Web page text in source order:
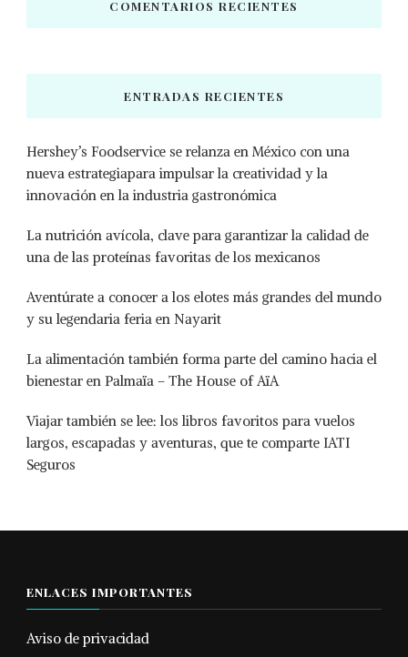
COMENTARIOS RECIENTES
ENTRADAS RECIENTES
Hershey’s Foodservice se relanza en México con una
nueva estrategiapara impulsar la creatividad y la
innovación en la industria gastronómica
La nutrición avícola, clave para garantizar la calidad de
una de las proteínas favoritas de los mexicanos
Aventúrate a conocer a los elotes más grandes del mundo
y su legendaria feria en Nayarit
La alimentación también forma parte del camino hacia el
bienestar en Palmaïa – The House of AïA
Viajar también se lee: los libros favoritos para vuelos
largos, escapadas y aventuras, que te comparte IATI
Seguros
ENLACES IMPORTANTES
Aviso de privacidad